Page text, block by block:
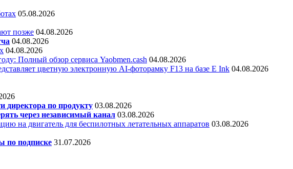
05.08.2026
позже 04.08.2026
04.08.2026
04.08.2026
Полный обзор сервиса Yaobmen.cash 04.08.2026
цветную электронную AI-фоторамку F13 на базе E Ink 04.08.2026
директора по продукту 03.08.2026
через независимый канал 03.08.2026
на двигатель для беспилотных летательных аппаратов 03.08.2026
по подписке 31.07.2026